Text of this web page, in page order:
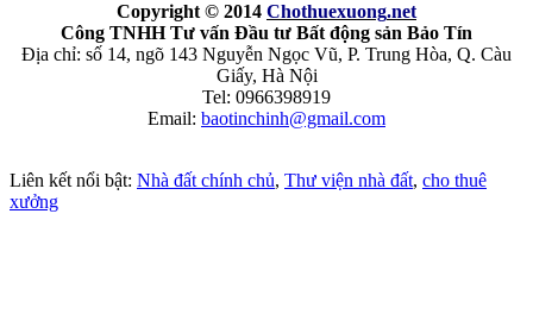
Copyright © 2014 Chothuexuong.net
Công TNHH Tư vấn Đầu tư Bất động sản Bảo Tín
Địa chỉ: số 14, ngõ 143 Nguyễn Ngọc Vũ, P. Trung Hòa, Q. Càu
Giấy, Hà Nội
Tel: 0966398919
Email: baotinchinh@gmail.com
Liên kết nổi bật: Nhà đất chính chủ, Thư viện nhà đất, cho thuê
xưởng